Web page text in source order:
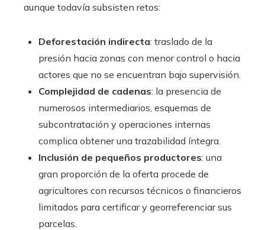
aunque todavía subsisten retos:
Deforestación indirecta: traslado de la
presión hacia zonas con menor control o hacia
actores que no se encuentran bajo supervisión.
Complejidad de cadenas: la presencia de
numerosos intermediarios, esquemas de
subcontratación y operaciones internas
complica obtener una trazabilidad íntegra.
Inclusión de pequeños productores: una
gran proporción de la oferta procede de
agricultores con recursos técnicos o financieros
limitados para certificar y georreferenciar sus
parcelas.